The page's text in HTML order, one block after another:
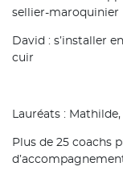
sellier-maroquinier
David : s’installer
cuir
Lauréats :
Plus de 25 coachs